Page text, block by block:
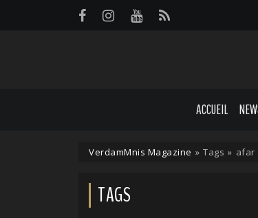
ACCUEIL
VerdamMnis Magazine » Tags » afar
TAGS
Panneau de gestion des cookies